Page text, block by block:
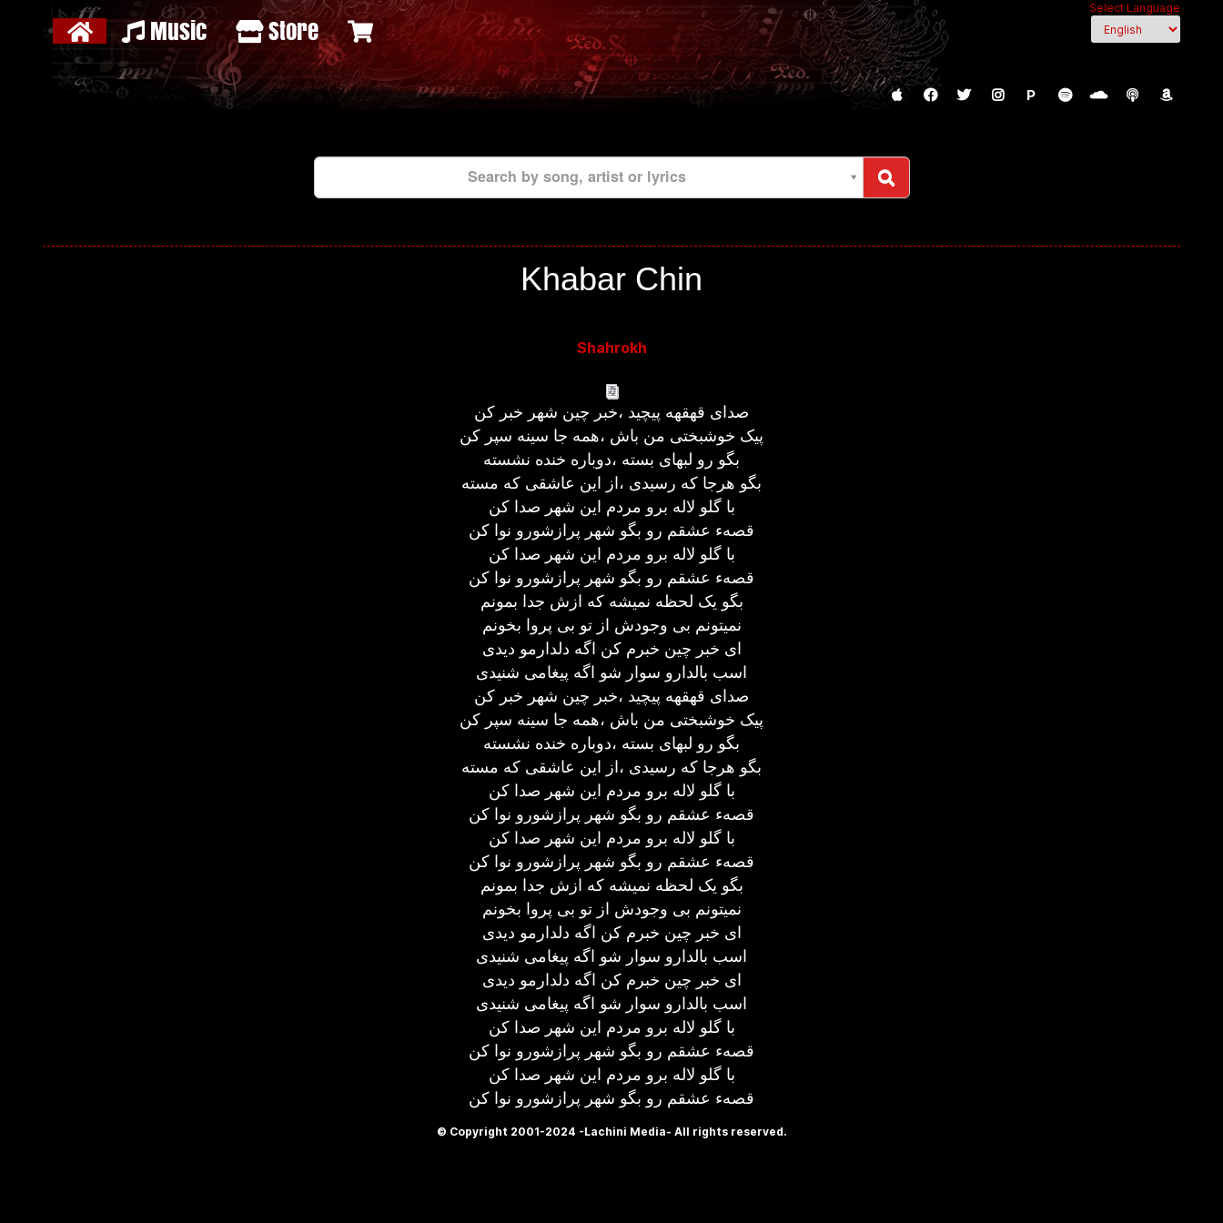
Select Language
Music Store
P
Search by song, artist or lyrics
Khabar Chin
Shahrokh
صدای قهقهه پیچید ،خبر چین شهر خبر کن
پیک خوشبختی من باش ،همه جا سینه سپر کن
بگو رو لبهای بسته ،دوباره خنده نشسته
بگو هرجا که رسیدی ،از این عاشقی که مسته
با گلو لاله برو مردم این شهر صدا کن
قصهء عشقم رو بگو شهر پرازشورو نوا کن
با گلو لاله برو مردم این شهر صدا کن
قصهء عشقم رو بگو شهر پرازشورو نوا کن
بگو یک لحظه نمیشه که ازش جدا بمونم
نمیتونم بی وجودش از تو بی پروا بخونم
ای خبر چین خبرم کن اگه دلدارمو دیدی
اسب بالدارو سوار شو اگه پیغامی شنیدی
صدای قهقهه پیچید ،خبر چین شهر خبر کن
پیک خوشبختی من باش ،همه جا سینه سپر کن
بگو رو لبهای بسته ،دوباره خنده نشسته
بگو هرجا که رسیدی ،از این عاشقی که مسته
با گلو لاله برو مردم این شهر صدا کن
قصهء عشقم رو بگو شهر پرازشورو نوا کن
با گلو لاله برو مردم این شهر صدا کن
قصهء عشقم رو بگو شهر پرازشورو نوا کن
بگو یک لحظه نمیشه که ازش جدا بمونم
نمیتونم بی وجودش از تو بی پروا بخونم
ای خبر چین خبرم کن اگه دلدارمو دیدی
اسب بالدارو سوار شو اگه پیغامی شنیدی
ای خبر چین خبرم کن اگه دلدارمو دیدی
اسب بالدارو سوار شو اگه پیغامی شنیدی
با گلو لاله برو مردم این شهر صدا کن
قصهء عشقم رو بگو شهر پرازشورو نوا کن
با گلو لاله برو مردم این شهر صدا کن
قصهء عشقم رو بگو شهر پرازشورو نوا کن
© Copyright 2001-2024 -Lachini Media- All rights reserved.